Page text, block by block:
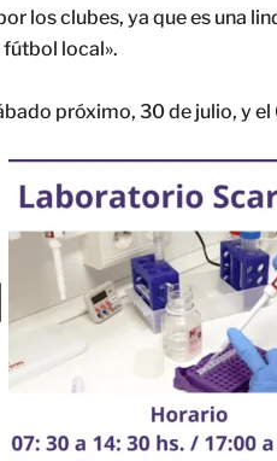
los clubes, ya que es una
local».
próximo, 30 de julio, y